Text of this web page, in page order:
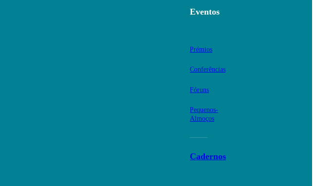
Eventos
Prémios
Conferências
Fóruns
Pequenos-
Almoços
Cadernos